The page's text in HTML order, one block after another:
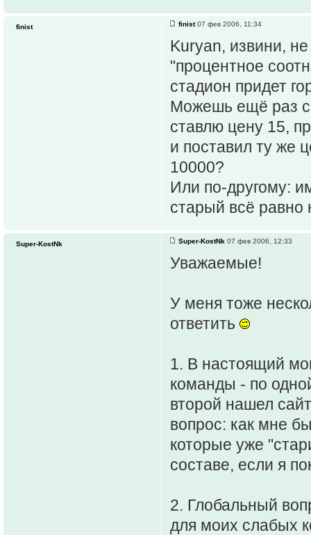
finist07 фев 2006, 11:34
Kuryan, извини,
"процентное
стадион придет
Можешь ещё раз
ставлю цену 15,
и поставил ту же
10000?
Или по-другому:
старый всё равно
finist
Super-KostNk 07 фев 2006, 12:33
Уважаемые!
У меня тоже
ответить
1. В настоящий
команды - по
второй нашел
вопрос: как мне
которые уже
составе, если я
2. Глобальный
для моих слабых
Super-KostNk